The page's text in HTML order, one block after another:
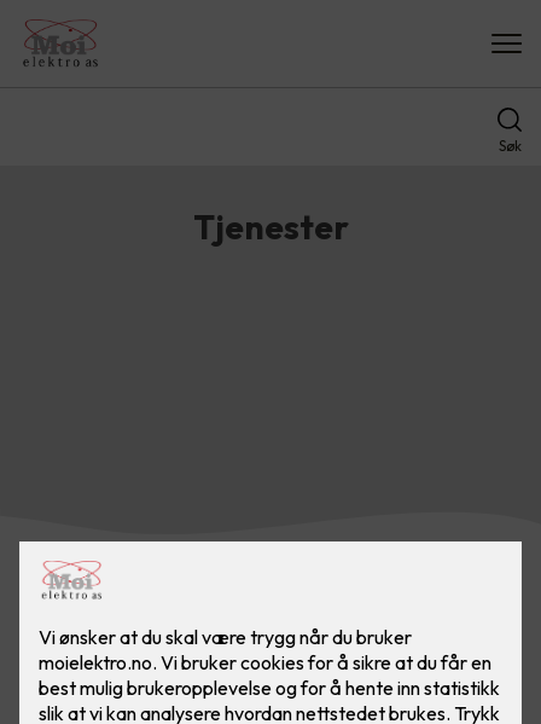
Søk
Tjenester
Moi Elektro gjør alt fra
Og prosjektere og planlegge komplette elektriske anlegg, til
å utføre service og vedlikehold. Vi kan også være din
rådgiver i forhold til smarte,energieffektive løsninger for din
bolig.